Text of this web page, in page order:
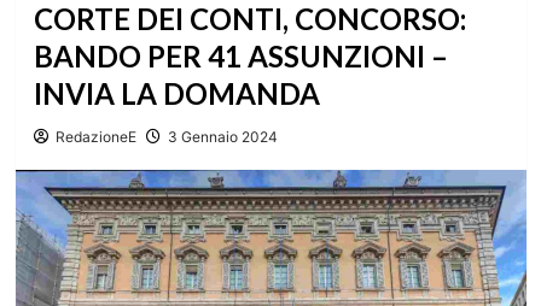
CORTE DEI CONTI, CONCORSO:
BANDO PER 41 ASSUNZIONI –
INVIA LA DOMANDA
RedazioneE 3 Gennaio 2024